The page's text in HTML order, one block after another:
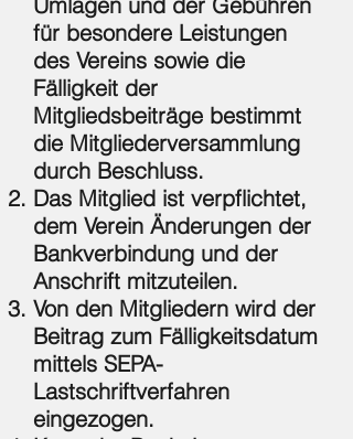
für besondere Leistungen
des Vereins sowie die
Fälligkeit der
Mitgliedsbeiträge bestimmt
die Mitgliederversammlung
durch Beschluss.
Das Mitglied ist verpflichtet,
dem Verein Änderungen der
Bankverbindung und der
Anschrift mitzuteilen.
Von den Mitgliedern wird der
Beitrag zum Fälligkeitsdatum
mittels SEPA-
Lastschriftverfahren
eingezogen.